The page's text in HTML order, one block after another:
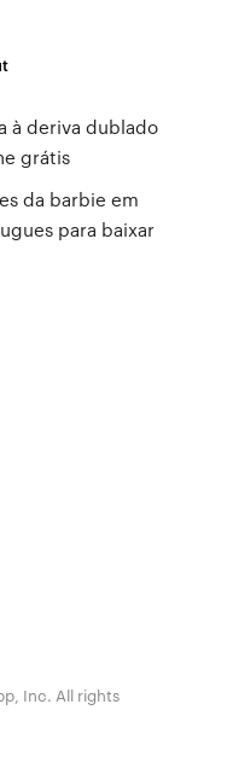
à deriva dublado
grátis
da barbie em
para baixar
Inc. All rights